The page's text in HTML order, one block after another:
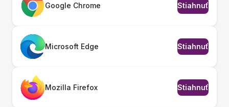
Google Chrome Stiahnuť
Microsoft Edge Stiahnuť
Mozilla Firefox Stiahnuť